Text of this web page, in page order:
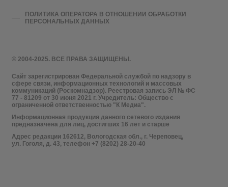
© 2004-2025. ВСЕ ПРАВА ЗАЩИЩЕНЫ.
Сайт зарегистрирован Федеральной службой по надзору в
сфере связи, информационных технологий и массовых
коммуникаций (Роскомнадзор). Реестровая запись ЭЛ № ФС
77 - 81209 от 30 июня 2021 г. Учредитель: Общество с
ограниченной ответственностью "К Медиа".
Информационная продукция данного сетевого издания
предназначена для лиц, достигших 16 лет и старше
Адрес редакции 162612, Вологодская обл., г. Череповец,
ул. Гоголя, д. 43, телефон +7 (8202) 28-20-40
ПОЛИТИКА ОПЕРАТОРА В ОТНОШЕНИИ ОБРАБОТКИ
ПЕРСОНАЛЬНЫХ ДАННЫХ